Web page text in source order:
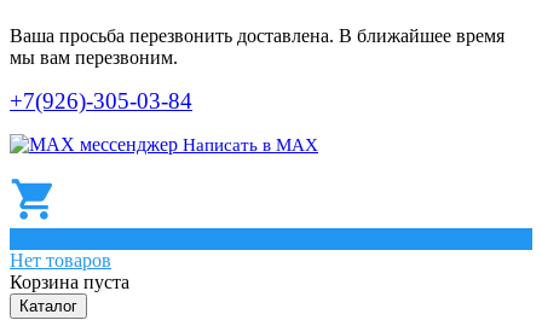
Ваша просьба перезвонить доставлена. В ближайшее время
мы вам перезвоним.
+7(926)-305-03-84
Написать в МАХ
Нет товаров
Корзина пуста
Каталог